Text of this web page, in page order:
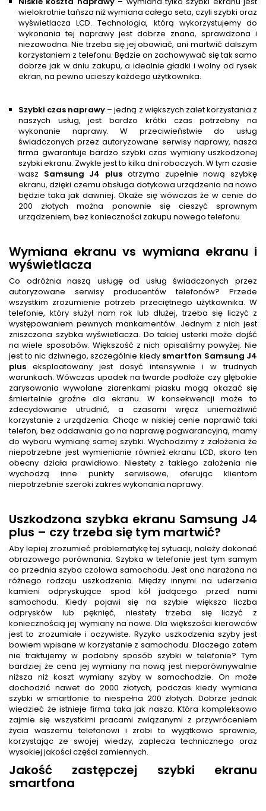
wielokrotnie tańsza niż wymiana całego seta, czyli szybki oraz
wyświetlacza LCD. Technologia, którą wykorzystujemy do
wykonania tej naprawy jest dobrze znana, sprawdzona i
niezawodna. Nie trzeba się jej obawiać, ani martwić dalszym
korzystaniem z telefonu. Będzie on zachowywać się tak samo
dobrze jak w dniu zakupu, a idealnie gładki i wolny od rysek
ekran, na pewno ucieszy każdego użytkownika.
Szybki czas naprawy – jedną z większych zalet korzystania z
naszych usług, jest bardzo krótki czas potrzebny na
wykonanie naprawy. W przeciwieństwie do usług
świadczonych przez autoryzowane serwisy naprawy, nasza
firma gwarantuje bardzo szybki czas wymiany uszkodzonej
szybki ekranu. Zwykle jest to kilka dni roboczych. W tym czasie
wasz Samsung J4 plus otrzyma zupełnie nową szybkę
ekranu, dzięki czemu obsługa dotykowa urządzenia na nowo
będzie taka jak dawniej. Okaże się wówczas że w cenie do
200 złotych można ponownie się cieszyć sprawnym
urządzeniem, bez konieczności zakupu nowego telefonu.
Wymiana ekranu vs wymiana ekranu i
wyświetlacza
Co odróżnia naszą usługę od usług świadczonych przez
autoryzowane serwisy producentów telefonów? Przede
wszystkim zrozumienie potrzeb przeciętnego użytkownika. W
telefonie, który służył nam rok lub dłużej, trzeba się liczyć z
występowaniem pewnych mankamentów. Jednym z nich jest
zniszczona szybka wyświetlacza. Do takiej usterki może dojść
na wiele sposobów. Większość z nich opisaliśmy powyżej. Nie
jest to nic dziwnego, szczególnie kiedy smartfon Samsung J4
plus eksploatowany jest dosyć intensywnie i w trudnych
warunkach. Wówczas upadek na twarde podłoże czy głębokie
zarysowania wywołane ziarenkami piasku mogą okazać się
śmiertelnie groźne dla ekranu. W konsekwencji może to
zdecydowanie utrudnić, a czasami wręcz uniemożliwić
korzystanie z urządzenia. Chcąc w niskiej cenie naprawić taki
telefon, bez oddawania go na naprawę pogwarancyjną, mamy
do wyboru wymianę samej szybki. Wychodzimy z założenia że
niepotrzebne jest wymienianie również ekranu LCD, skoro ten
obecny działa prawidłowo. Niestety z takiego założenia nie
wychodzą inne punkty serwisowe, oferując klientom
niepotrzebnie szeroki zakres wykonania naprawy.
Uszkodzona szybka ekranu Samsung J4
plus – czy trzeba się tym martwić?
Aby lepiej zrozumieć problematykę tej sytuacji, należy dokonać
obrazowego porównania. Szybka w telefonie jest tym samym
co przednia szyba czołowa samochodu. Jest ona narażona na
różnego rodzaju uszkodzenia. Między innymi na uderzenia
kamieni odpryskujące spod kół jadącego przed nami
samochodu. Kiedy pojawi się na szybie większa liczba
odprysków lub pęknięć, niestety trzeba się liczyć z
koniecznością jej wymiany na nowe. Dla większości kierowców
jest to zrozumiałe i oczywiste. Ryzyko uszkodzenia szyby jest
bowiem wpisane w korzystanie z samochodu. Dlaczego zatem
nie traktujemy w podobny sposób szybki w telefonie? Tym
bardziej że cena jej wymiany na nową jest nieporównywalnie
niższa niż koszt wymiany szyby w samochodzie. On może
dochodzić nawet do 2000 złotych, podczas kiedy wymiana
szybki w smartfonie to niespełna 200 złotych. Dobrze jednak
wiedzieć że istnieje firma taka jak nasza. Która kompleksowo
zajmie się wszystkimi pracami związanymi z przywróceniem
życia waszemu telefonowi i zrobi to wyjątkowo sprawnie,
korzystając ze swojej wiedzy, zaplecza technicznego oraz
wysokiej jakości części zamiennych.
Jakość zastępczej szybki ekranu
smartfona